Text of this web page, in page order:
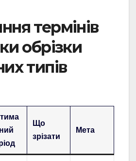
термінів
обрізки
типів
Що
зрізати
Мета